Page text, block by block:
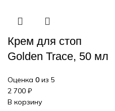
Крем для стоп
Golden Trace, 50 мл
Оценка 0 из 5
2 700 ₽
В корзину